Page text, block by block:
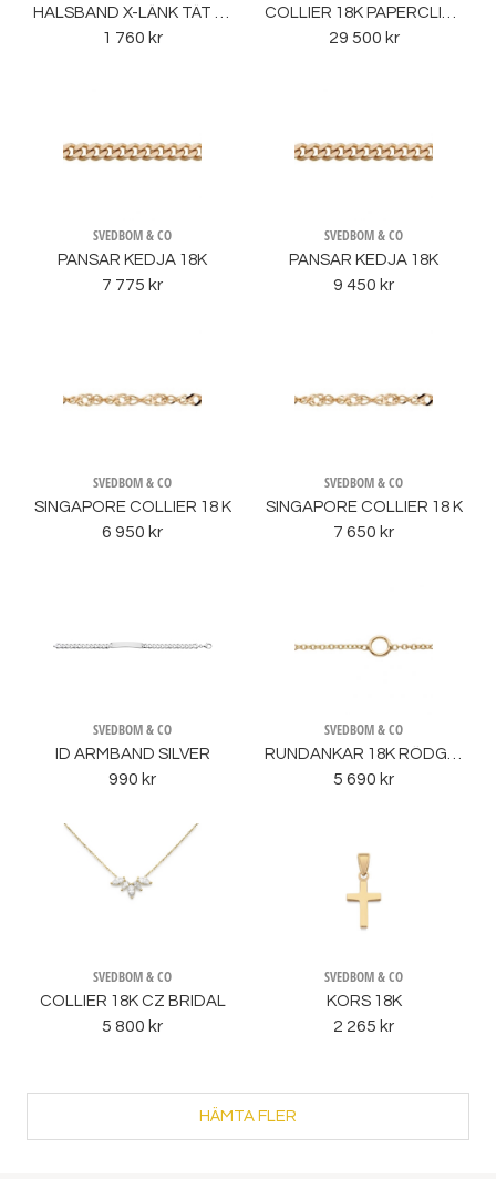
HALSBAND X-LÄNK TÄT SILVER
1 760 kr
COLLIER 18K PAPERCLIP VRIDEN
29 500 kr
SVEDBOM & CO
PANSAR KEDJA 18K
7 775 kr
SVEDBOM & CO
PANSAR KEDJA 18K
9 450 kr
SVEDBOM & CO
SINGAPORE COLLIER 18 K
6 950 kr
SVEDBOM & CO
SINGAPORE COLLIER 18 K
7 650 kr
SVEDBOM & CO
ID ARMBAND SILVER
990 kr
SVEDBOM & CO
RUNDANKAR 18K RÖDGULD 42-45CM
5 690 kr
SVEDBOM & CO
COLLIER 18K CZ BRIDAL
5 800 kr
SVEDBOM & CO
KORS 18K
2 265 kr
HÄMTA FLER